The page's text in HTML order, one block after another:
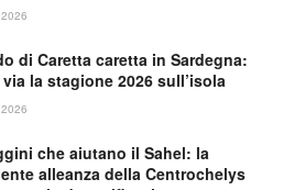
di Caretta caretta in Sardegna:
la stagione 2026 sull’isola
che aiutano il Sahel: la
alleanza della Centrochelys